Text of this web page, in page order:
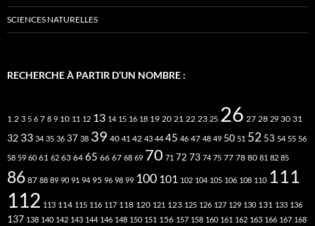
SCIENCES NATURELLES
RECHERCHE À PARTIR D’UN NOMBRE :
1 2 3 5 6 7 8 9 10 11 12 13 14 15 16 18 19 20 21 22 23 25 26 27 28 29 30 31
32 33 34 35 36 37 38 39 40 41 42 43 44 45 46 47 48 49 50 51 52 53 54 55 56
58 59 60 61 62 63 64 65 66 67 68 69 70 71 72 73 74 75 77 78 80 81 82 85
86 87 88 89 90 91 94 95 96 98 99 100 101 102 104 105 106 108 110 111
112 113 114 115 116 117 118 120 121 123 125 126 127 129 130 131 133 136
137 138 140 142 143 144 146 148 150 151 156 157 158 160 161 162 163 166 167 168